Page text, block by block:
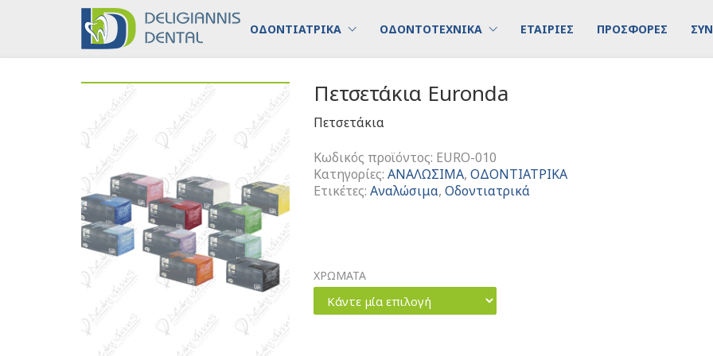
ΟΔΟΝΤΙΑΤΡΙΚΑ ΟΔΟΝΤΟΤΕΧΝΙΚΑ ΕΤΑΙΡΙΕΣ ΠΡΟΣΦΟΡΕΣ
Πετσετάκια Euronda
Πετσετάκια
Κωδικός προϊόντος: EURO-010
Κατηγορίες:ΑΝΑΛΩΣΙΜΑ,ΟΔΟΝΤΙΑΤΡΙΚΑ
Ετικέτες:Αναλώσιμα,Οδοντιατρικά
ΧΡΩΜΑΤΑ
Κάντε μία επιλογή